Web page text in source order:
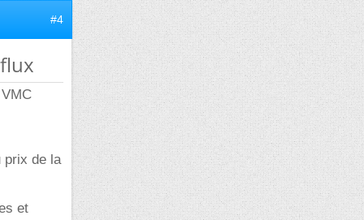
#4
prix de la
et